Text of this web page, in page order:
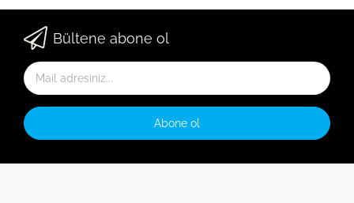
Bültene abone ol
Abone ol